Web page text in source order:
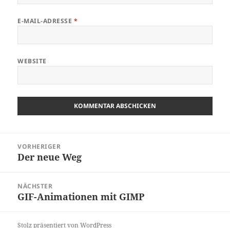
E-MAIL-ADRESSE *
WEBSITE
VORHERIGER
Vorheriger
Der neue Weg
NÄCHSTER
Nächster
GIF-Animationen mit GIMP
Stolz präsentiert von WordPress